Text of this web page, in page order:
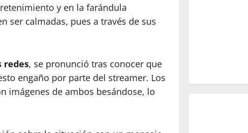
y en la farándula
ser calmadas, pues a través de sus
redes, se pronunció tras conocer que
engaño por parte del streamer. Los
imágenes de ambos besándose, lo